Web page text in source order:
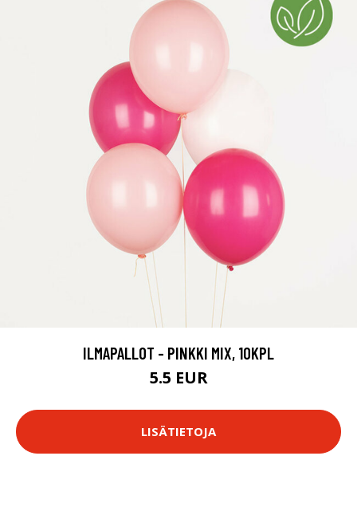
ILMAPALLOT - PINKKI MIX, 10KPL
5.5 EUR
LISÄTIETOJA